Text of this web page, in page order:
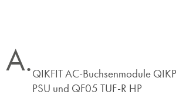
A.QIKFIT AC-Buchsenmodule
PSU und QF05 TUF-R HP